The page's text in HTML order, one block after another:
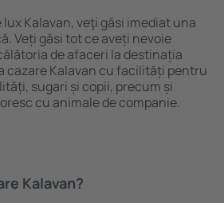
Kalavan, veţi găsi imediat una
Veți găsi tot ce aveți nevoie
de afaceri la destinația
cazare Kalavan cu facilități pentru
sugari și copii, precum și
cu animale de companie.
Kalavan?